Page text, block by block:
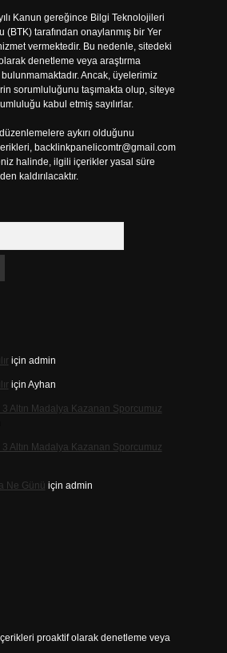
Kanun gereğince Bilgi Teknolojileri
(BTK) tarafından onaylanmış bir Yer
vermektedir. Bu nedenle, sitedeki
denetleme veya araştırma
Ancak, üyelerimiz
sorumluluğunu taşımakta olup, siteye
kabul etmiş sayılırlar.
aykırı olduğunu
backlinkpanelicomtr@gmail.com
halinde, ilgili içerikler yasal süre
kaldırılacaktır.
için admin
için Ayhan
3 Altın Madalya Kazanan Sporcumuz
3 Altın Madalya Kazanan Sporcumuz
Ne Günü için admin
proaktif olarak denetleme veya